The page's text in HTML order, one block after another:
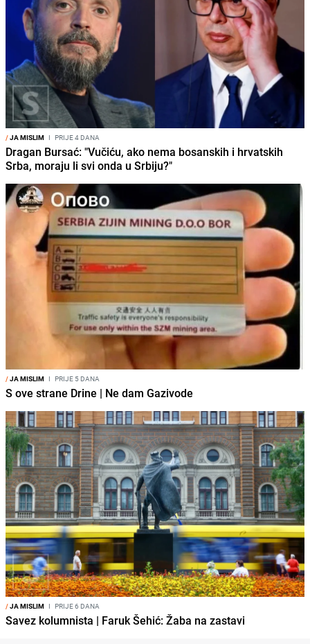
/JA MISLIM I PRIJE 4 DANA
Dragan Bursać: "Vučiću, ako nema bosanskih i hrvatskih
Srba, moraju li svi onda u Srbiju?"
/JA MISLIM I PRIJE 5 DANA
S ove strane Drine | Ne dam Gazivode
/JA MISLIM I PRIJE 6 DANA
Savez kolumnista | Faruk Šehić: Žaba na zastavi